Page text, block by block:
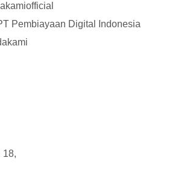
Pembiayaan Digital Indonesia
18,